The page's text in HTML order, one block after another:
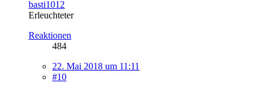
basti1012
Erleuchteter
Reaktionen
484
22. Mai 2018 um 11:11
#10